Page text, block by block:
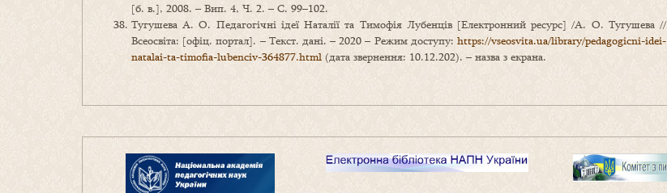
[б. в.], 2008. – Вип. 4, Ч. 2. – С. 99–102.
Тугушева А. О. Педагогічні ідеї Наталії та Тимофія Лубенців [Електронний ресурс] /А. О. Тугушева //
Всеосвіта: [офіц. портал]. – Текст. дані. – 2020 – Режим доступу: https://vseosvita.ua/library/pedagogicni-idei-
natalai-ta-timofia-lubenciv-364877.html (дата звернення: 10.12.202). – назва з екрана.